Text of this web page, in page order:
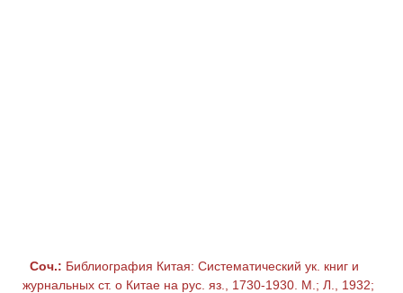
Соч.: Библиография Китая: Систематический ук. книг и
журнальных ст. о Китае на рус. яз., 1730-1930. М.; Л., 1932;